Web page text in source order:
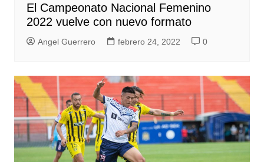
El Campeonato Nacional Femenino
2022 vuelve con nuevo formato
Angel Guerrero febrero 24, 2022 0